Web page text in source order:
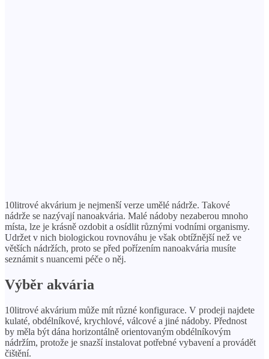
10litrové akvárium je nejmenší verze umělé nádrže. Takové
nádrže se nazývají nanoakvária. Malé nádoby nezaberou mnoho
místa, lze je krásně ozdobit a osídlit různými vodními organismy.
Udržet v nich biologickou rovnováhu je však obtížnější než ve
větších nádržích, proto se před pořízením nanoakvária musíte
seznámit s nuancemi péče o něj.
Výběr akvária
10litrové akvárium může mít různé konfigurace. V prodeji najdete
kulaté, obdélníkové, krychlové, válcové a jiné nádoby. Přednost
by měla být dána horizontálně orientovaným obdélníkovým
nádržím, protože je snazší instalovat potřebné vybavení a provádět
čištění.